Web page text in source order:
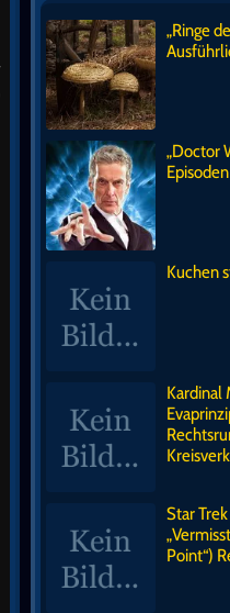
„Ringe
„Doctor
Kuchen
Kardinal
Star
Point“)